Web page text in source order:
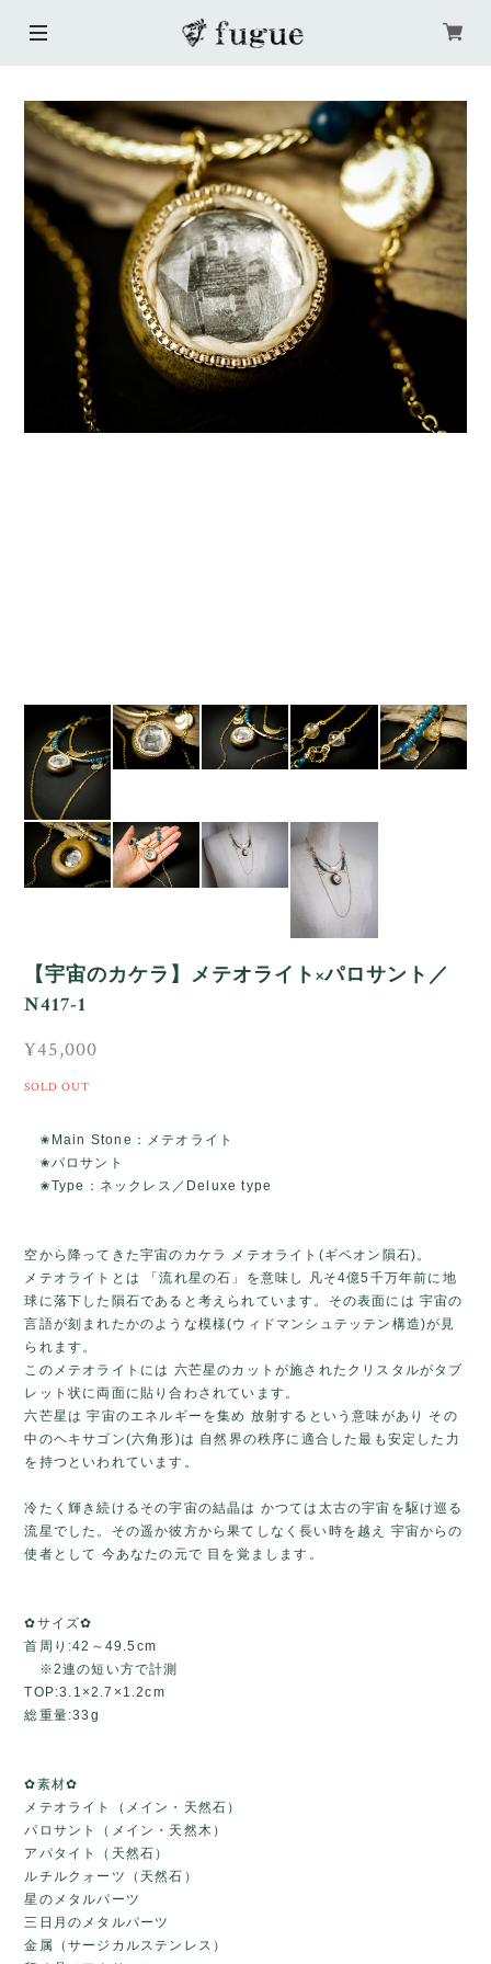
【宇宙のカケラ】メテオライト×パロサント／
N417-1
¥45,000
SOLD OUT
✬Main Stone：メテオライト
✬パロサント
✬Type：ネックレス／Deluxe type
空から降ってきた宇宙のカケラ メテオライト(ギベオン隕石)。
メテオライトとは 「流れ星の石」を意味し 凡そ4億5千万年前に地
球に落下した隕石であると考えられています。その表面には 宇宙の
言語が刻まれたかのような模様(ウィドマンシュテッテン構造)が見
られます。
このメテオライトには 六芒星のカットが施されたクリスタルがタブ
レット状に両面に貼り合わされています。
六芒星は 宇宙のエネルギーを集め 放射するという意味があり その
中のヘキサゴン(六角形)は 自然界の秩序に適合した最も安定した力
を持つといわれています。
冷たく輝き続けるその宇宙の結晶は かつては太古の宇宙を駆け巡る
流星でした。その遥か彼方から果てしなく長い時を越え 宇宙からの
使者として 今あなたの元で 目を覚まします。
✿サイズ✿
首周り:42～49.5cm
※2連の短い方で計測
TOP:3.1×2.7×1.2cm
総重量:33g
✿素材✿
メテオライト（メイン・天然石）
パロサント（メイン・天然木）
アパタイト（天然石）
ルチルクォーツ（天然石）
星のメタルパーツ
三日月のメタルパーツ
金属（サージカルステンレス）